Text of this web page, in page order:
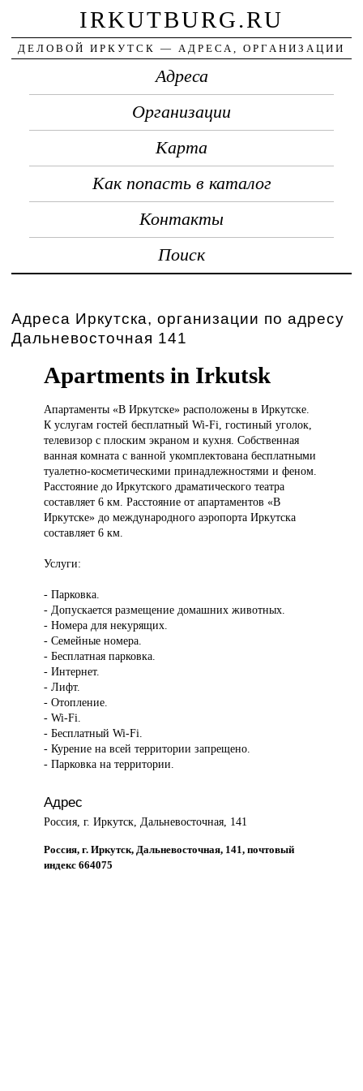
IRKUTBURG.RU
ДЕЛОВОЙ ИРКУТСК — АДРЕСА, ОРГАНИЗАЦИИ
Адреса
Организации
Карта
Как попасть в каталог
Контакты
Поиск
Адреса Иркутска, организации по адресу
Дальневосточная 141
Apartments in Irkutsk
Апартаменты «ВИркутске» расположены в Иркутске.
К услугам гостей бесплатный Wi-Fi, гостиный уголок,
телевизор с плоским экраном и кухня. Собственная
ванная комната с ванной укомплектована бесплатными
туалетно-косметическими принадлежностями и феном.
Расстояние до Иркутского драматического театра
составляет 6 км. Расстояние от апартаментов «В
Иркутске» до международного аэропорта Иркутска
составляет 6 км.
Услуги:
- Парковка.
- Допускается размещение домашних животных.
- Номера для некурящих.
- Семейные номера.
- Бесплатная парковка.
- Интернет.
- Лифт.
- Отопление.
- Wi-Fi.
- Бесплатный Wi-Fi.
- Курение на всей территории запрещено.
- Парковка на территории.
Адрес
Россия, г. Иркутск, Дальневосточная, 141
Россия, г. Иркутск, Дальневосточная, 141, почтовый
индекс 664075